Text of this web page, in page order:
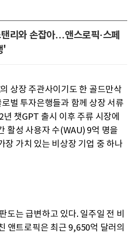
리와 손잡아…앤스로픽·스페
'
상장 주관사이기도 한 골드만삭
벌 투자은행들과 함께 상장 서류
챗GPT 출시 이후 주류 시장에
활성 사용자 수(WAU) 9억 명을
장 가치 있는 비상장 기업 중 하나
도는 급변하고 있다. 일주일 전 비
앤트로픽은 최근 9,650억 달러의